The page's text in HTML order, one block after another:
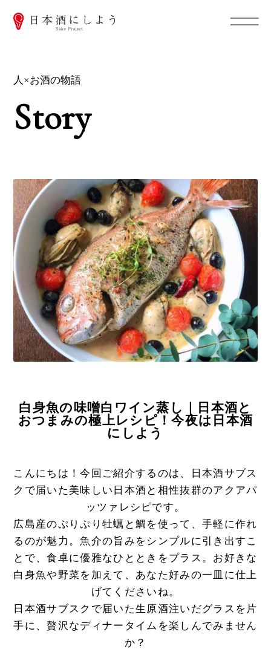
人×お酒の物語
Story
白身魚の味噌白ワイン蒸し｜日本酒と
おつまみの極上レシピ！今夜は日本酒
にしよう
こんにちは！今回ご紹介するのは、日本酒サブス
クで届いた美味しい日本酒と相性抜群のアクアパ
ッツァレシピです。
広島産のぷりぷり牡蠣と鯛を使って、手軽に作れ
るのが魅力。魚介の旨みをシンプルに引き出すこ
とで、食卓に優雅なひとときをプラス。お好きな
白身魚や野菜を加えて、あなた好みの一皿に仕上
げてくださいね。
日本酒サブスクで届いた生原酒注いだグラスを片
手に、贅沢なディナータイムを楽しんでみません
か？